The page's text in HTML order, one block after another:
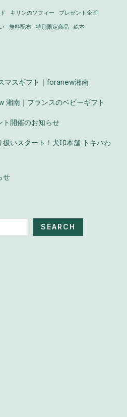
キリンのソフィー プレゼント企画
無料配布 特別限定商品 絵本
マスギフト｜foranew湘南
湘南｜フランスのベビーギフト
ト開催のお知らせ
いスタート！犬印本舗 トキハわ
せ
SEARCH